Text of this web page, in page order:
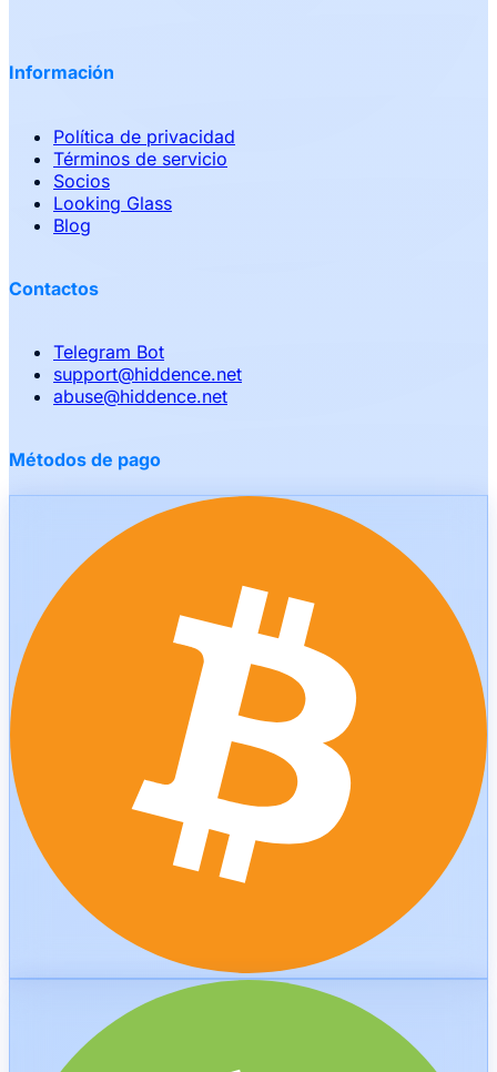
Información
Política de privacidad
Términos de servicio
Socios
Looking Glass
Blog
Contactos
Telegram Bot
support@hiddence.net
abuse@hiddence.net
Métodos de pago